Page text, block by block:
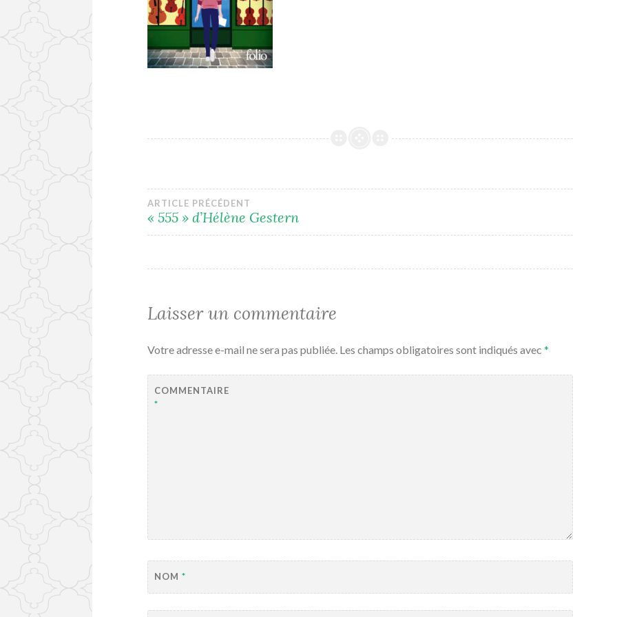
Navigation
de
l’article
ARTICLE PRÉCÉDENT
« 555 » d’Hélène Gestern
Laisser un commentaire
Votre adresse e-mail ne sera pas publiée. Les champs obligatoires sont indiqués avec*
COMMENTAIRE
*
NOM*